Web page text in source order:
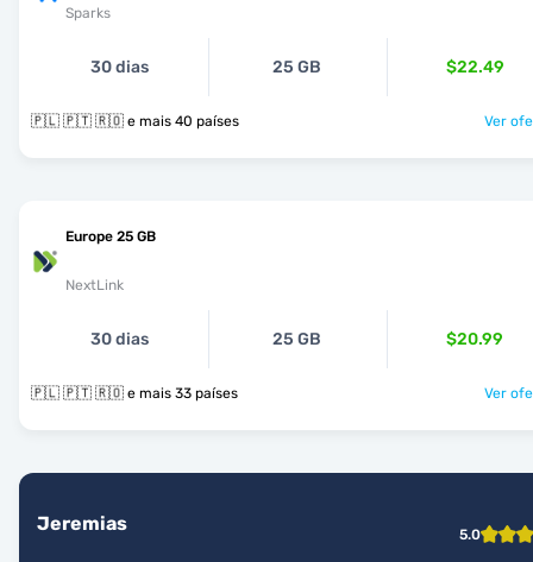
Sparks
30 dias 25 GB $22.49
🇵🇱 🇵🇹 🇷🇴 e mais 40 países Ver
Europe 25 GB
NextLink
30 dias 25 GB $20.99
🇵🇱 🇵🇹 🇷🇴 e mais 33 países Ver
Jeremias 5.0